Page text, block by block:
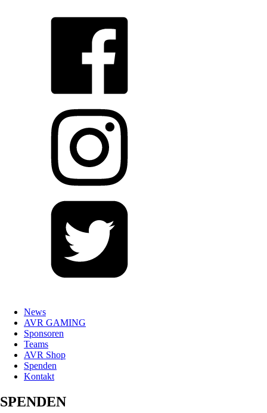
News
AVR GAMING
Sponsoren
Teams
AVR Shop
Spenden
Kontakt
SPENDEN